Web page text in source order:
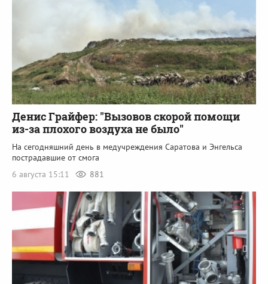
Денис Грайфер: "Вызовов скорой помощи
из-за плохого воздуха не было"
На сегодняшний день в медучреждения Саратова и Энгельса
пострадавшие от смога
6 августа 15:11
881